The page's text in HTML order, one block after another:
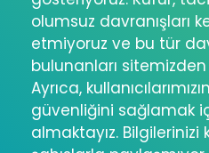
olumsuz davranışları
etmiyoruz ve bu tür
bulunanları sitemizden
Ayrıca,
güvenliğini sağlamak
almaktayız.